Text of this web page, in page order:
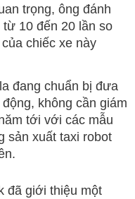
trọng, ông đánh
10 đến 20 lần so
chiếc xe này
đang chuẩn bị đưa
không cần giám
tới với các mẫu
sản xuất taxi robot
đã giới thiệu một